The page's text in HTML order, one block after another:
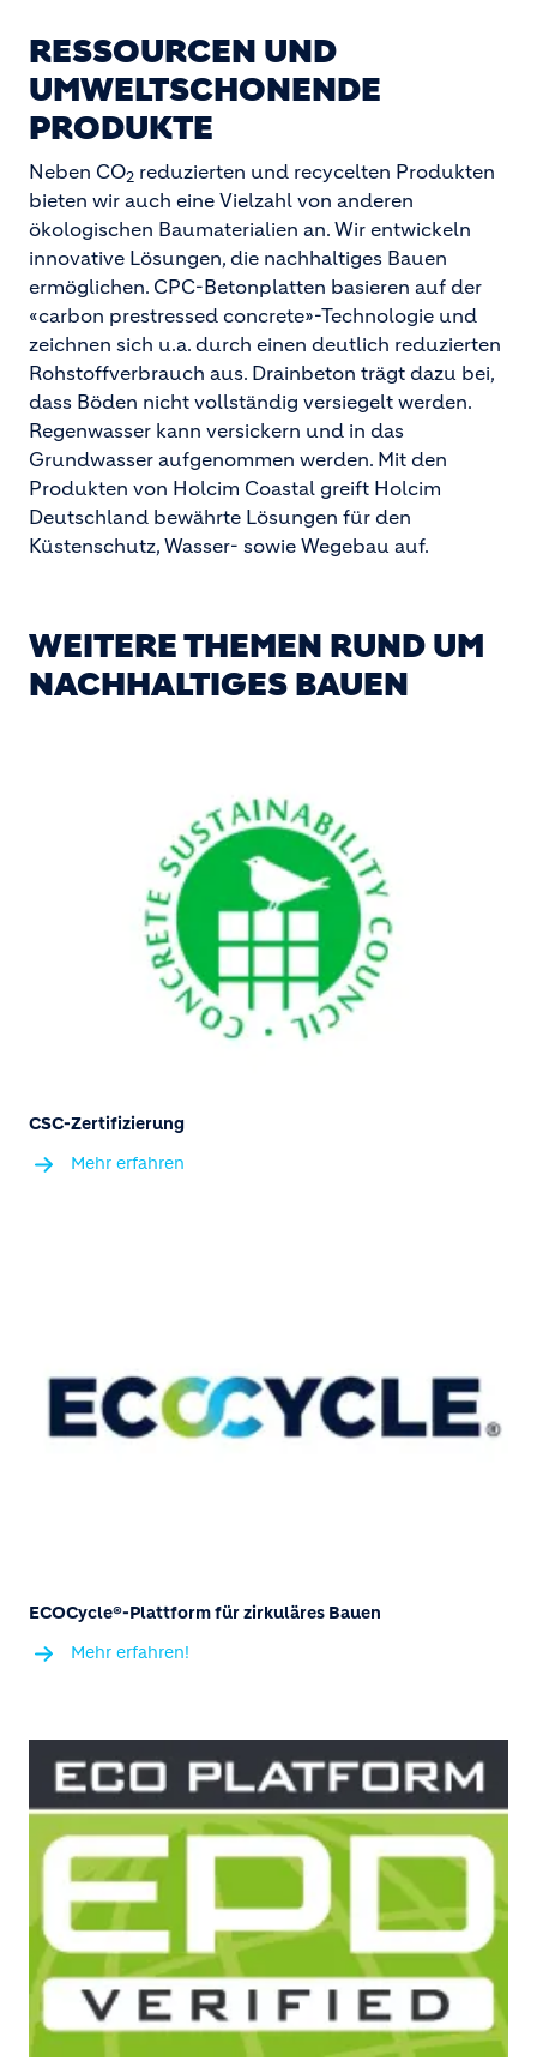
RESSOURCEN UND
UMWELTSCHONENDE
PRODUKTE
Neben CO2 reduzierten und recycelten Produkten
bieten wir auch eine Vielzahl von anderen
ökologischen Baumaterialien an. Wir entwickeln
innovative Lösungen, die nachhaltiges Bauen
ermöglichen. CPC-Betonplatten basieren auf der
«carbon prestressed concrete»-Technologie und
zeichnen sich u.a. durch einen deutlich reduzierten
Rohstoffverbrauch aus. Drainbeton trägt dazu bei,
dass Böden nicht vollständig versiegelt werden.
Regenwasser kann versickern und in das
Grundwasser aufgenommen werden. Mit den
Produkten von Holcim Coastal greift Holcim
Deutschland bewährte Lösungen für den
Küstenschutz, Wasser- sowie Wegebau auf.
WEITERE THEMEN RUND UM
NACHHALTIGES BAUEN
CSC-Zertifizierung
Mehr erfahren
ECOCycle®-Plattform für zirkuläres Bauen
Mehr erfahren!